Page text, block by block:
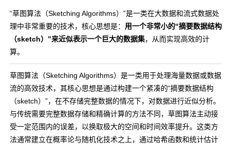
“草图算法（Sketching Algorithms）”是一类在大数据和流式数据处
理中非常重要的技术，核心思想是： 用一个非常小的“摘要数据结构
（sketch）”来近似表示一个巨大的数据集，从而实现高效的计
算。
草图算法（Sketching Algorithms）是一类用于处理海量数据或数据
流的高效技术，其核心思想是通过构建一个紧凑的“摘要数据结构
（sketch）”，在不存储完整数据的情况下，对数据进行近似分析。
与传统需要完整数据存储和精确计算的方法不同，草图算法主动接
受一定范围内的误差，以换取极大的空间和时间效率提升。这类方
法通常建立在概率论与随机化技术之上，通过哈希函数和统计估计